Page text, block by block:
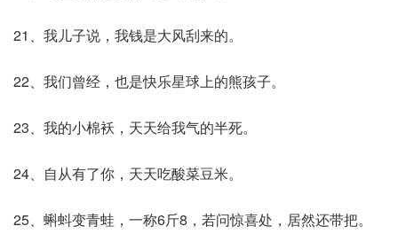
21、我儿子说，我钱是大风刮来的。
22、我们曾经，也是快乐星球上的熊孩子。
23、我的小棉袄，天天给我气的半死。
24、自从有了你，天天吃酸菜豆米。
25、蝌蚪变青蛙，一称6斤8，若问惊喜处，居然还带把。